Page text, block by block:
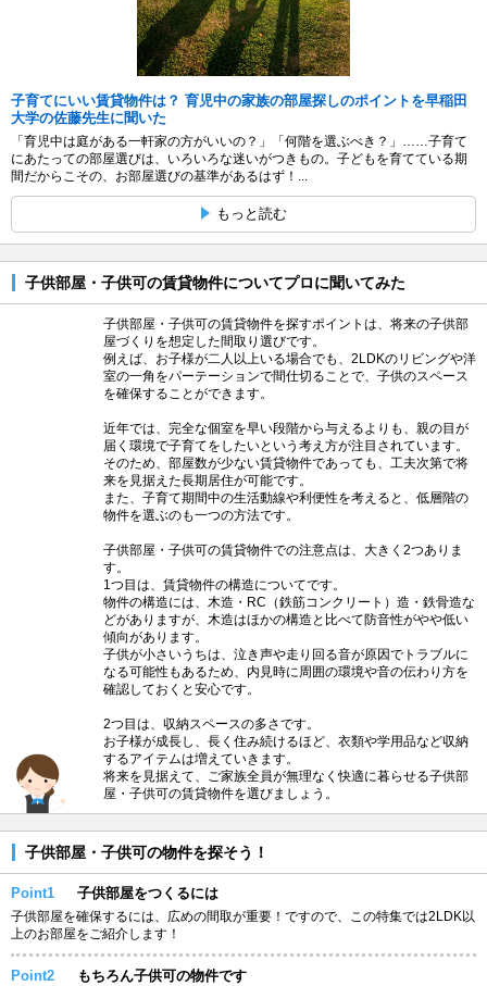
子育てにいい賃貸物件は？ 育児中の家族の部屋探しのポイントを早稲田
大学の佐藤先生に聞いた
「育児中は庭がある一軒家の方がいいの？」「何階を選ぶべき？」……子育て
にあたっての部屋選びは、いろいろな迷いがつきもの。子どもを育てている期
間だからこその、お部屋選びの基準があるはず！...
もっと読む
子供部屋・子供可の賃貸物件についてプロに聞いてみた
子供部屋・子供可の賃貸物件を探すポイントは、将来の子供部
屋づくりを想定した間取り選びです。
例えば、お子様が二人以上いる場合でも、2LDKのリビングや洋
室の一角をパーテーションで間仕切ることで、子供のスペース
を確保することができます。
近年では、完全な個室を早い段階から与えるよりも、親の目が
届く環境で子育てをしたいという考え方が注目されています。
そのため、部屋数が少ない賃貸物件であっても、工夫次第で将
来を見据えた長期居住が可能です。
また、子育て期間中の生活動線や利便性を考えると、低層階の
物件を選ぶのも一つの方法です。
子供部屋・子供可の賃貸物件での注意点は、大きく2つありま
す。
1つ目は、賃貸物件の構造についてです。
物件の構造には、木造・RC（鉄筋コンクリート）造・鉄骨造な
どがありますが、木造はほかの構造と比べて防音性がやや低い
傾向があります。
子供が小さいうちは、泣き声や走り回る音が原因でトラブルに
なる可能性もあるため、内見時に周囲の環境や音の伝わり方を
確認しておくと安心です。
2つ目は、収納スペースの多さです。
お子様が成長し、長く住み続けるほど、衣類や学用品など収納
するアイテムは増えていきます。
将来を見据えて、ご家族全員が無理なく快適に暮らせる子供部
屋・子供可の賃貸物件を選びましょう。
子供部屋・子供可の物件を探そう！
Point1 子供部屋をつくるには
子供部屋を確保するには、広めの間取が重要！ですので、この特集では2LDK以
上のお部屋をご紹介します！
Point2 もちろん子供可の物件です